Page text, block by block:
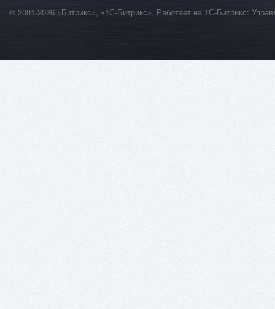
© 2001-2026 «Битрикс», «1С-Битрикс». Работает на 1С-Битрикс: